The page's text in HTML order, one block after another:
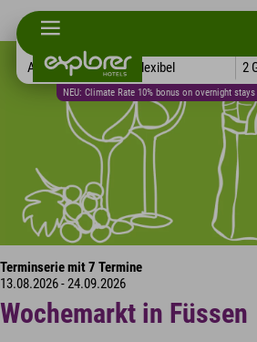
NEU: Climate Rate 10% bonus on overnight
Alle Hotels Flexibel 2
Terminserie mit 7 Termine
13.08.2026 - 24.09.2026
Wochemarkt in Füssen